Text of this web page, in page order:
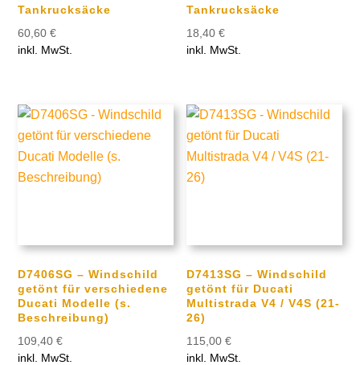
Tankrucksäcke
60,60€
inkl. MwSt.
Tankrucksäcke
18,40€
inkl. MwSt.
D7406SG – Windschild
getönt für verschiedene
Ducati Modelle (s.
Beschreibung)
109,40€
inkl. MwSt.
D7413SG – Windschild
getönt für Ducati
Multistrada V4 / V4S (21-
26)
115,00€
inkl. MwSt.